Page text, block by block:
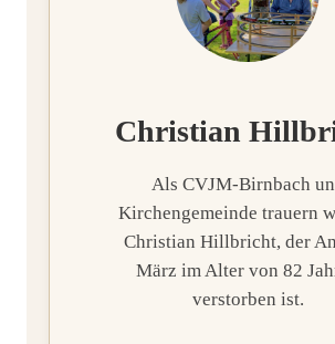
Christian
Als CVJM-Birnbach
Kirchengemeinde trauern
Christian Hillbricht, der
März im Alter von 82
verstorben ist.